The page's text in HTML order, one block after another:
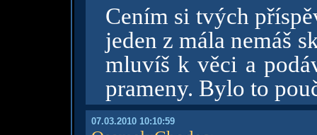
Cením si tvých
jeden z mála nemáš
mluvíš k věci a
prameny. Bylo to
07.03.2010 10:10:59